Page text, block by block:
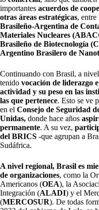
importantes acuerdos de
otras áreas estratégicas, entre
Brasileño-Argentina de
Materiales Nucleares
Brasileño de Biotecnología
Argentino Brasilero de
Continuando con Brasil, a
tenido vocación de liderazgo
actividad y su peso en las
las que pertenece. Esto se ve
en el Consejo de Seguridad
Unidas, donde hace años
permanente. A su vez,
del BRICS -que agrupan a
Sudáfrica.
A nivel regional, Brasil es
de organizaciones, como la
Americanos (OEA), la
Integración (ALADI) y el
(MERCOSUR). De todas